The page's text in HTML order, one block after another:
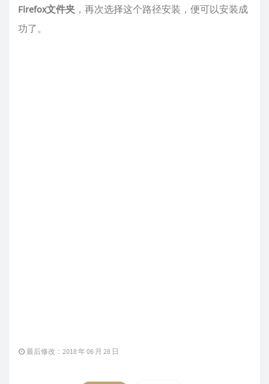
Firefox文件夹 ，再次选择这个路径安装，便可以安装成
功了。
最后修改：2018 年 06 月 28 日